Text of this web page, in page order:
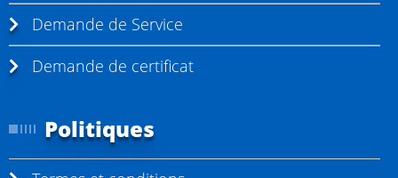
Demande de Service
Demande de certificat
Politiques